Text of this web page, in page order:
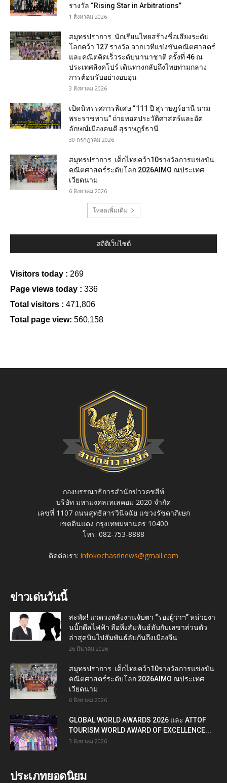
รางวัล “Rising Star in Arbitrations”
1 สิงหาคม 2026
สมุทรปราการ นักเรียนไทยสร้างชื่อเสียงระดับ
โลกคว้า 127 รางวัล จากเวทีแข่งขันคณิตศาสตร์
และคณิตคิดเร็วระดับนานาชาติ ครั้งที่ 46 ณ
ประเทศสิงคโปร์ เดินทางกลับถึงไทยท่ามกลาง
การต้อนรับอย่างอบอุ่น
3 สิงหาคม 2026
เปิดนิทรรศการพิเศษ “111 ปี สุราษฎร์ธานี นาม
พระราชทาน” ถ่ายทอดประวัติศาสตร์และอัต
ลักษณ์เมืองคนดี สุราษฎร์ธานี
30 กรกฎาคม 2026
สมุทรปราการ เด็กไทยคว้า10รางวัลการแข่งขัน
คณิตศาสตร์ระดับโลก 2026AIMO ณประเทศ
เวียดนาม
6 สิงหาคม 2026
โหลดเพิ่มเติม
สถิติเว็บไซต์
Visitors today : 269
Page views today : 336
Total visitors : 471,806
Total page view: 560,158
กองบรรณาธิการสำนักข่าวคชสีห์
บริษัท มหามงคลเทเลคอม 2020 จำกัด
เลขที่ 1107 ถนนสุทธิสารวินิจฉัย แขวงรัชดาภิเษก
เขตดินแดง กรุงเทพมหานคร 10400
โทร. 082-753-8888
ติดต่อเรา: infokochasrinews@gmail.com
ข่าวเด่นวันนี้
สะพัด! แวดวงพลังงานจับตา “รองผู้ว่าฯ” หน่วยงา
นบิ๊กดีลไฟฟ้า ลือหึ่งสัมพันธ์ลับกับเลขาส่วนตัว
ล่าสุดบินไปสัมพันธ์ลับกันถึงเมืองจีน
26 มีนาคม 2026
สมุทรปราการ เด็กไทยคว้า10รางวัลการแข่งขัน
คณิตศาสตร์ระดับโลก 2026AIMO ณประเทศ
เวียดนาม
6 สิงหาคม 2026
GLOBAL WORLD AWARDS 2026 และ ATTOF
TOURISM WORLD AWARD OF EXCELLENCE...
3 สิงหาคม 2026
ประเภทยอดนิยม